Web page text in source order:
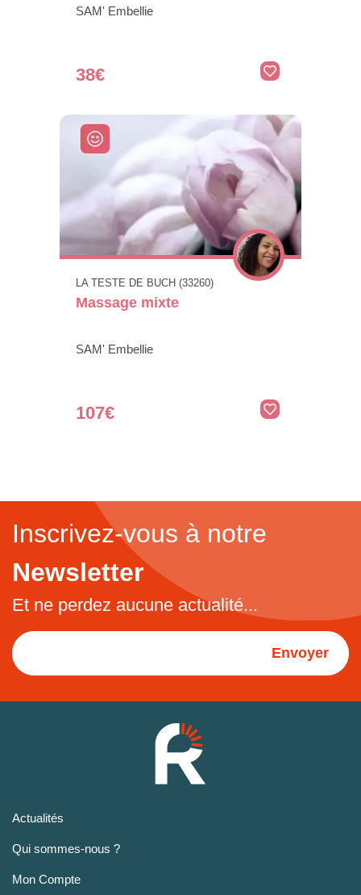
SAM' Embellie
38€
LA TESTE DE BUCH (33260)
Massage mixte
SAM' Embellie
107€
Inscrivez-vous à notre
Newsletter
Et ne perdez aucune actualité...
Envoyer
Actualités
Qui sommes-nous ?
Mon Compte